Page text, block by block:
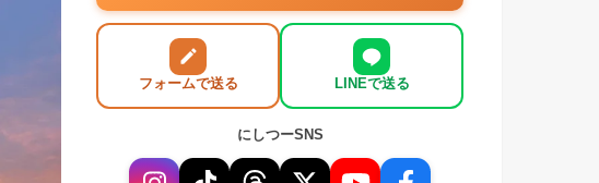
フォームで送る LINEで送る
にしつーSNS